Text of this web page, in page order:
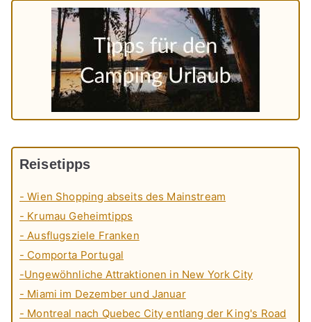
Reisetipps
- Wien Shopping abseits des Mainstream
- Krumau Geheimtipps
- Ausflugsziele Franken
- Comporta Portugal
-Ungewöhnliche Attraktionen in New York City
- Miami im Dezember und Januar
- Montreal nach Quebec City entlang der King's Road